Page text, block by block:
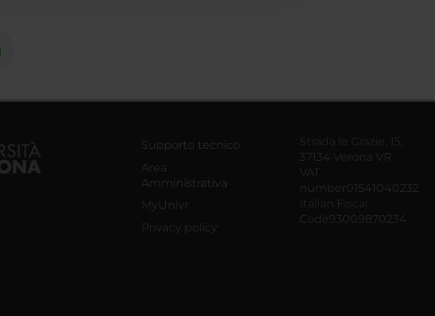
Supporto tecnico
Area
Amministrativa
MyUnivr
Privacy policy
Strada le Grazie, 15,
37134 Verona VR
VAT
number01541040232
Italian Fiscal
Code93009870234